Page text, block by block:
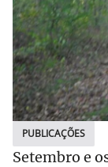
PUBLICAÇÕES
Setembro e